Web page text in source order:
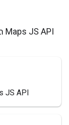
Maps JS API
JS API